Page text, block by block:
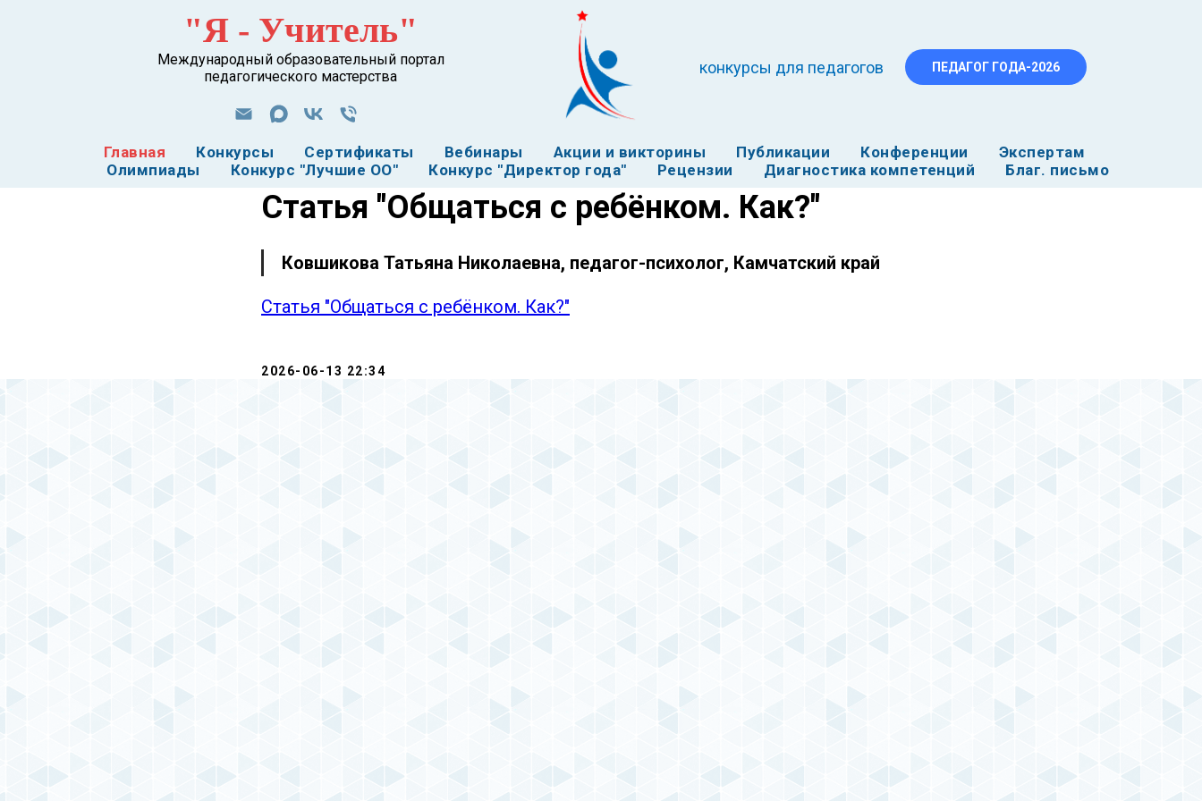
"Я - Учитель"
Международный образовательный портал
педагогического мастерства
конкурсы для педагогов ПЕДАГОГ ГОДА-2026
Главная Конкурсы Сертификаты Вебинары Акции и викторины Публикации Конференции
Экспертам
Олимпиады
Конкурс "Лучшие ОО" Конкурс "Директор года" Рецензии Диагностика компетенций Благ. письмо
Статья "Общаться с ребёнком. Как?"
Ковшикова Татьяна Николаевна, педагог-психолог, Камчатский край
Статья "Общаться с ребёнком. Как?"
2026-06-13 22:34